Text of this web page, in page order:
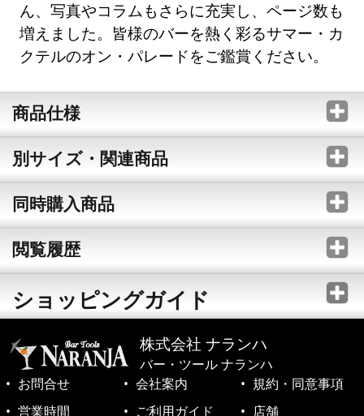
ん、写真やコラムもさらに充実し、ページ数も
増えました。皆様のバーを熱く彩るサマー・カ
クテルのオン・パレードをご鑑賞ください。
商品仕様
別サイズ・関連商品
同時購入商品
閲覧履歴
ショッピングガイド
株式会社 ナランハ
バー・ツール ナランハ
お問合せ
会社案内
規約・同意事項
営業時間
ご利用ガイド 店舗